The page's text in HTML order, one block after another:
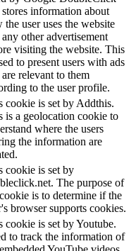
stores information about
the user uses the website
any other advertisement
visiting the website. This
to present users with ads
are relevant to them
to the user profile.
cookie is set by Addthis.
is a geolocation cookie to
where the users
the information are
cookie is set by
The purpose of
is to determine if the
browser supports cookies.
cookie is set by Youtube.
to track the information of